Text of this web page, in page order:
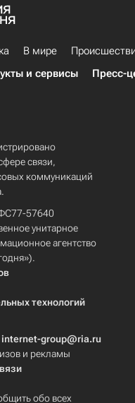
В мире
и сервисы Пресс-
связи,
коммуникаций
57640
унитарное
агентство
технологий
internet-group@ria.ru
и рекламы
обо всех